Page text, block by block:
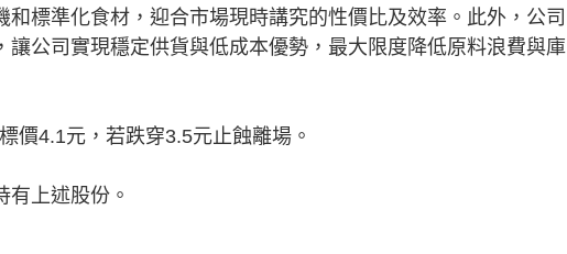
和標準化食材，迎合市場現時講究的性價比及效率。此外，公司
公司實現穩定供貨與低成本優勢，最大限度降低原料浪費與庫
4.1元，若跌穿3.5元止蝕離場。
上述股份​​。